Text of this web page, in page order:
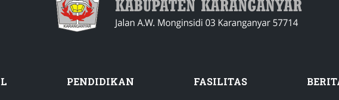
PENDIDIKAN FASILITAS